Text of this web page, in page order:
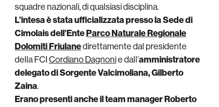
squadre nazionali, di qualsiasi disciplina.
L’intesa è stata ufficializzata presso la Sede di
Cimolais dell’EnteParco Naturale Regionale
Dolomiti Friulanedirettamente dal presidente
della FCICordiano Dagnonie dall’amministratore
delegato di Sorgente Valcimoliana, Gilberto
Zaina.
Erano presenti anche il team manager Roberto